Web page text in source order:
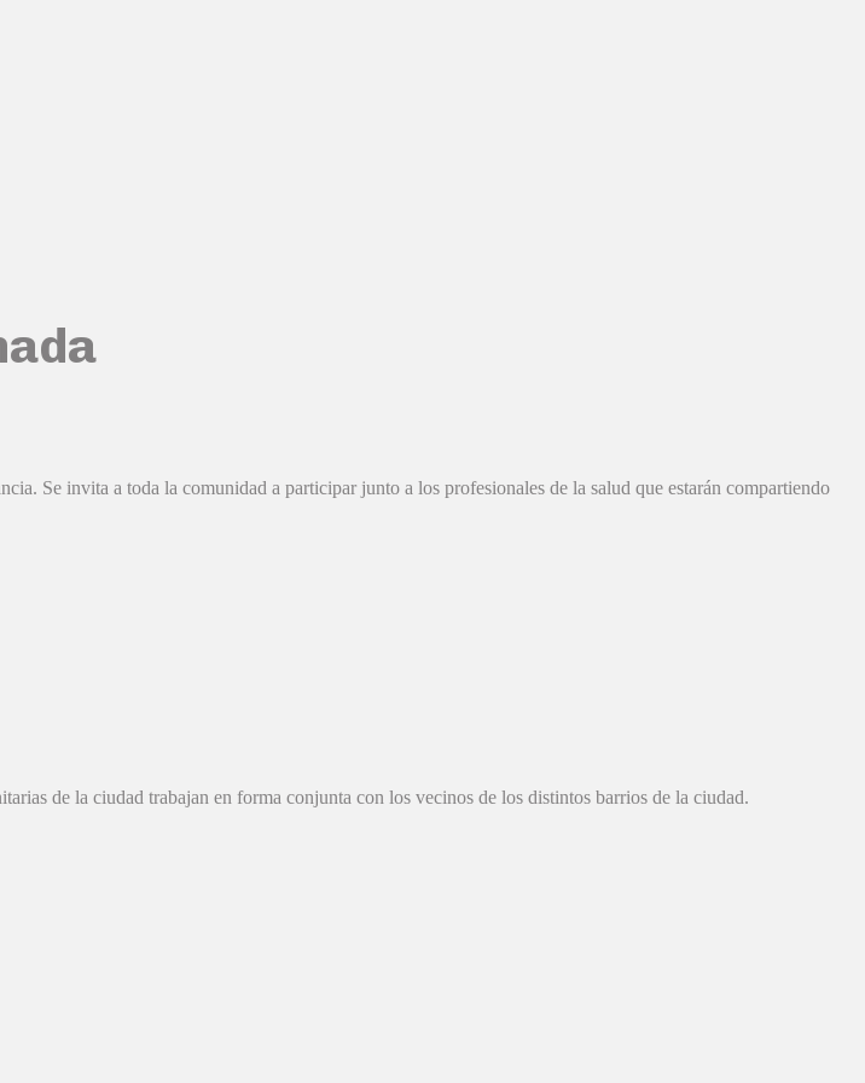
Se invita a toda la comunidad a participar junto a los profesionales de la salud que estarán compartiendo
de la ciudad trabajan en forma conjunta con los vecinos de los distintos barrios de la ciudad.